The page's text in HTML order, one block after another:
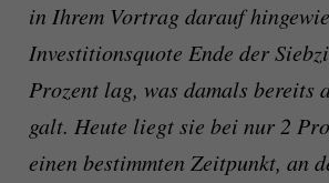
in Ihrem Vortrag darauf
Investitionsquote Ende der
Prozent lag, was damals bereits
galt. Heute liegt sie bei nur 2
einen bestimmten Zeitpunkt, an